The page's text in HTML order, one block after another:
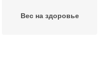
Вес на здоровье